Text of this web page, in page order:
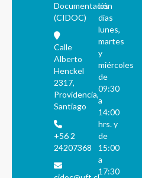
Documentación
(CIDOC)
Calle
Alberto
Henckel
2317,
Providencia,
Santiago
+56 2
24207368
los
días
lunes,
martes
y
miércoles
de
09:30
a
14:00
hrs. y
de
15:00
a
17:30